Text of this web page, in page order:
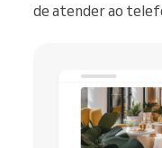
de atender ao